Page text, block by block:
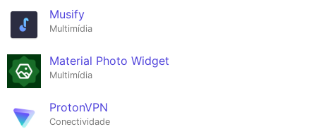
Musify
Multimídia
Material Photo Widget
Multimídia
ProtonVPN
Conectividade